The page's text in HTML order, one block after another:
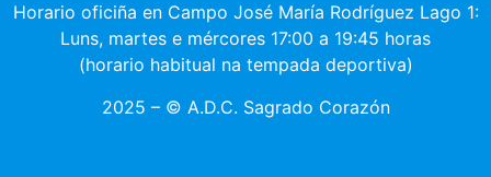
Horario oficiña en Campo José María Rodríguez Lago 1:
Luns, martes e mércores 17:00 a 19:45 horas
(horario habitual na tempada deportiva)
2025 – © A.D.C. Sagrado Corazón